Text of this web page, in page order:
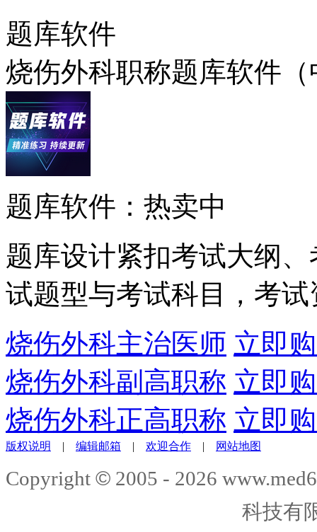
题库软件
烧伤外科职称题库软件
题库软件：热卖中
题库设计紧扣考试大纲
试题型与考试科目，考
烧伤外科主治医师 立即
烧伤外科副高职称 立即
烧伤外科正高职称 立即
版权说明 | 编辑邮箱 | 欢迎合作 | 网站地图
Copyright © 2005 - 2026
科技有